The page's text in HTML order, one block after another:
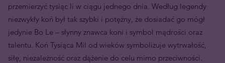
przemierzyć tysiąc li w ciągu jednego dnia. Według legendy
niezwykły koń był tak szybki i potężny, że dosiadać go mógł
jedynie Bo Le – słynny znawca koni i symbol mądrości oraz
talentu. Koń Tysiąca Mil od wieków symbolizuje wytrwałość,
siłę, niezależność oraz dążenie do celu mimo przeciwności.